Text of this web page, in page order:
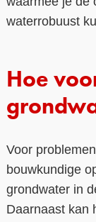
waterrobuust
Hoe
Voor
bouwkundige
grondwater in
Daarnaast kan